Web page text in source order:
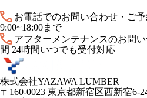
お電話でのお問い合わせ・ご予
9:00~18:00まで
アフターメンテナンスのお問
間 24時間いつでも受付対応
株式会社YAZAWA LUMBER
〒160-0023 東京都新宿区西新宿6-